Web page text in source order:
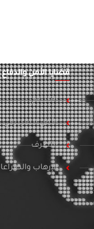
قضايا الأمن والدفاع
التسلح
الأمن السيبراني
التطرف
الإرهاب